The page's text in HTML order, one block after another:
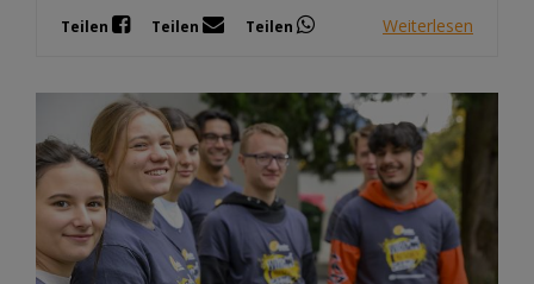
Teilen Teilen Teilen Weiterlesen